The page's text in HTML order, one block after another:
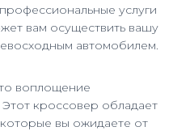
услуги
вам осуществить вашу
автомобилем.
воплощение
кроссовер обладает
вы ожидаете от